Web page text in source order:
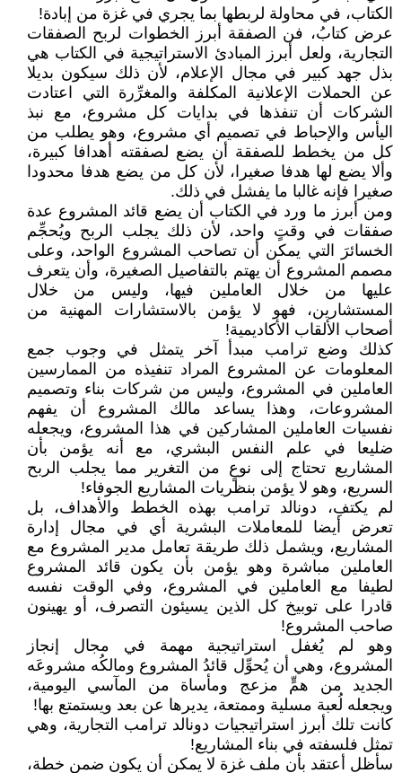
الكتاب، في محاولة لربطها بما يجري في غزة من إبادة!
عرض كتابُ، فن الصفقة أبرز الخطوات لربح الصفقات
التجارية، ولعل أبرز المبادئ الاستراتيجية في الكتاب هي
بذل جهد كبير في مجال الإعلام، لأن ذلك سيكون بديلا
عن الحملات الإعلانية المكلفة والمغرِّرة التي اعتادت
الشركات أن تنفذها في بدايات كل مشروع، مع نبذ
اليأس والإحباط في تصميم أي مشروع، وهو يطلب من
كل من يخطط للصفقة أن يضع لصفقته أهدافا كبيرة،
وألا يضع لها هدفا صغيرا، لأن كل من يضع هدفا محدودا
صغيرا فإنه غالبا ما يفشل في ذلك.
ومن أبرز ما ورد في الكتاب أن يضع قائد المشروع عدة
صفقات في وقتٍ واحد، لأن ذلك يجلب الربح ويُحجِّم
الخسائرَ التي يمكن أن تصاحب المشروع الواحد، وعلى
مصمم المشروع أن يهتم بالتفاصيل الصغيرة، وأن يتعرف
عليها من خلال العاملين فيها، وليس من خلال
المستشارين، فهو لا يؤمن بالاستشارات المهنية من
أصحاب الألقاب الأكاديمية!
كذلك وضع ترامب مبدأ آخر يتمثل في وجوب جمع
المعلومات عن المشروع المراد تنفيذه من الممارسين
العاملين في المشروع، وليس من شركات بناء وتصميم
المشروعات، وهذا يساعد مالك المشروع أن يفهم
نفسيات العاملين المشاركين في هذا المشروع، ويجعله
ضليعا في علم النفس البشري، مع أنه يؤمن بأن
المشاريع تحتاج إلى نوعٍ من التغرير مما يجلب الربح
السريع، وهو لا يؤمن بنظريات المشاريع الجوفاء!
لم يكتفِ، دونالد ترامب بهذه الخطط والأهداف، بل
تعرض أيضا للمعاملات البشرية أي في مجال إدارة
المشاريع، ويشمل ذلك طريقة تعامل مدير المشروع مع
العاملين مباشرة وهو يؤمن بأن يكون قائد المشروع
لطيفا مع العاملين في المشروع، وفي الوقت نفسه
قادرا على توبيخ كل الذين يسيئون التصرف، أو يهينون
صاحب المشروع!
وهو لم يُغفل استراتيجية مهمة في مجال إنجاز
المشروع، وهي أن يُحوِّل قائدُ المشروع ومالكُه مشروعَه
الجديد من همٍّ مزعج ومأساة من المآسي اليومية،
ويجعله لُعبة مسلية وممتعة، يديرها عن بعد ويستمتع بها!
كانت تلك أبرز استراتيجيات دونالد ترامب التجارية، وهي
تمثل فلسفته في بناء المشاريع!
سأظل أعتقد بأن ملف غزة لا يمكن أن يكون ضمن خطة،